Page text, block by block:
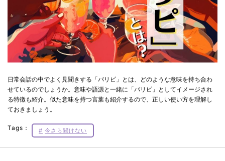
日常会話の中でよく見聞きする「パリピ」とは、どのような意味を持ち合わ
せているのでしょうか。意味や語源と一緒に「パリピ」としてイメージされ
る特徴も紹介。似た意味を持つ言葉も紹介するので、正しい使い方を理解し
ておきましょう。
Tags： 今さら聞けない